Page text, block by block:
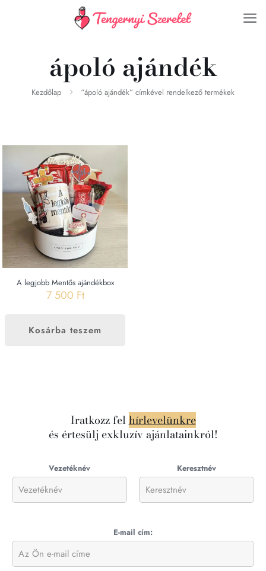
ápoló ajándék
Kezdőlap “ápoló ajándék” címkével rendelkező termékek
A legjobb Mentős ajándékbox
7 500 Ft
Kosárba teszem
Iratkozz felhírlevelünkre
és értesülj exkluzív ajánlatainkról!
Vezetéknév Keresztnév
E-mail cím: